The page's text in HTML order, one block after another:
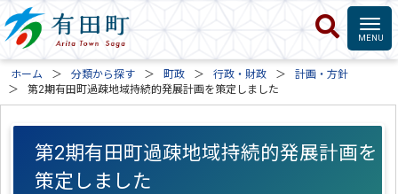
ホーム 分類から探す 町政 行政・財政
計画・方針
第2期有田町過疎地域持続的発展計画を策定しました
第2期有田町過疎地域持続的発展計画を
策定しました